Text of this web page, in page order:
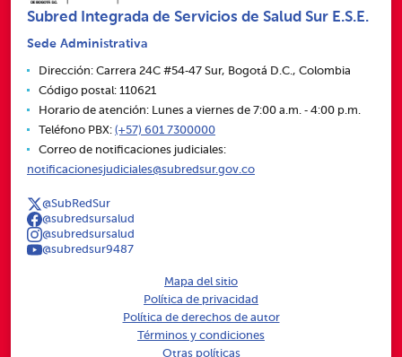
Subred Integrada de Servicios de Salud Sur E.S.E.
Sede Administrativa
Dirección: Carrera 24C #54‑47 Sur, Bogotá D.C., Colombia
Código postal: 110621
Horario de atención: Lunes a viernes de 7:00 a.m. ‑ 4:00 p.m.
Teléfono PBX: (+57) 601 7300000
Correo de notificaciones judiciales:
notificacionesjudiciales@subredsur.gov.co
@SubRedSur
@subredsursalud
@subredsursalud
@subredsur9487
Mapa del sitio
Política de privacidad
Política de derechos de autor
Términos y condiciones
Otras políticas